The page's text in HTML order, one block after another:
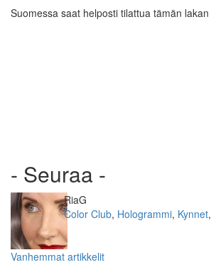
Suomessa saat helposti tilattua tämän lakan
- Seuraa -
Kirjoittaja
RiaG
Kategoriat
Color Club, Hologrammi, Kynnet,
Artikkelien
Vanhemmat artikkelit